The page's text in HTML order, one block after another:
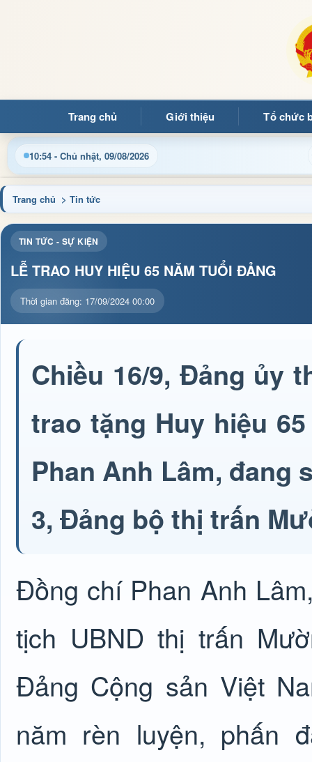
Trang chủ Giới thiệu Tổ chức
10:54 - Chủ nhật, 09/08/2026
nhật thông tin điều hành, thủ tục hành chính và tin tức địa
Trang chủ > Tin tức
TIN TỨC - SỰ KIỆN
LỄ TRAO HUY HIỆU 65 NĂM TUỔI ĐẢNG
Thời gian đăng: 17/09/2024 00:00
Chiều 16/9, Đảng ủy
trao tặng Huy hiệu
Phan Anh Lâm, đang
3, Đảng bộ thị trấn
Đồng chí Phan Anh
tịch UBND thị trấn
Đảng Cộng sản Việt
năm rèn luyện, phấn